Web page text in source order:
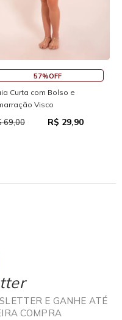
30%OFF
Fitness New Ikat
Abertura Traseira
159,90 R$ 111,93
E GANHE ATÉ
COMPRA